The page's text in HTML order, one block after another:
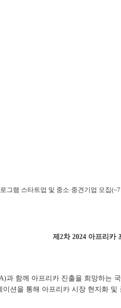
그램 스타트업 및 중소·중견기업 모집
제2차 2024 아프리카
과 함께 아프리카 진출을 희망하는
이션을 통해 아프리카 시장 현지화 및